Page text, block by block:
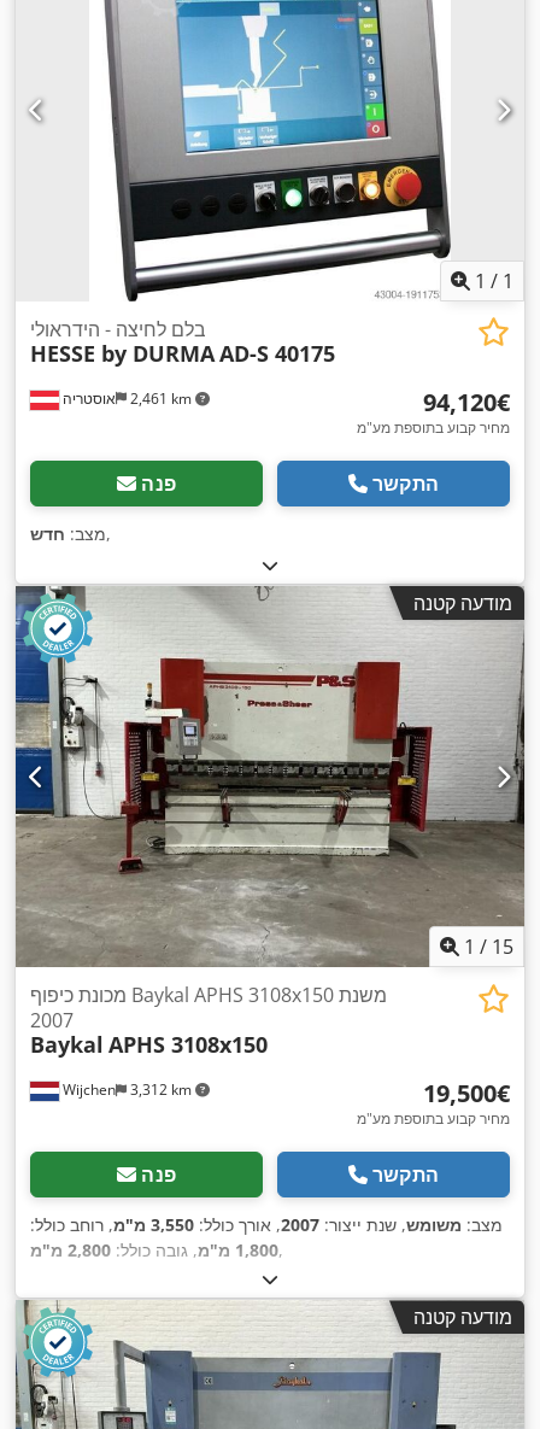
1 / 1
אוסטריה 2,461 km
בלם לחיצה - הידראולי
HESSE by DURMAAD-S 40175
‏94,120 ‏€
מחיר קבוע בתוספת מע"מ
פנה התקשר
מצב: חדש ,
מודעה קטנה
1 / 15
Wijchen 3,312 km
מכונת כיפוף Baykal APHS 3108x150 משנת
2007
Baykal APHS 3108x150
‏19,500 ‏€
מחיר קבוע בתוספת מע"מ
פנה התקשר
מצב: משומש, שנת ייצור: 2007, אורך כולל: 3,550 מ"מ
, רוחב כולל:
1,800 מ"מ
, גובה כולל: 2,800 מ"מ ,
מודעה קטנה